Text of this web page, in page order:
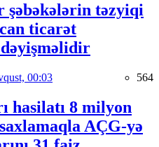
şəbəkələrin təzyiqi
ticarət
dəyişməlidir
00:03 564
hasilatı 8 milyon
AÇG-yə